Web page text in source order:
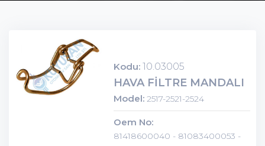
Kodu: 10.03005
HAVA FİLTRE MANDALI
Model: 2517-2521-2524
Oem No:
81418600040 - 81083400053 -